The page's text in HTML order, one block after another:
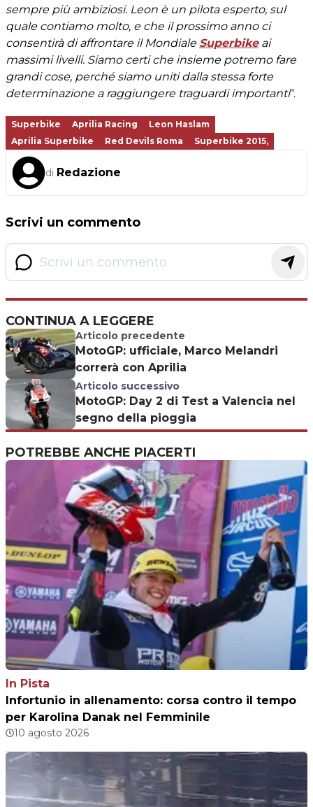
sempre più ambiziosi. Leon è un pilota esperto, sul
quale contiamo molto, e che il prossimo anno ci
consentirà di affrontare il Mondiale Superbikeai
massimi livelli. Siamo certi che insieme potremo fare
grandi cose, perché siamo uniti dalla stessa forte
determinazione a raggiungere traguardi importanti".
Superbike Aprilia Racing
Leon Haslam
Aprilia Superbike
Red Devils Roma Superbike 2015,
di Redazione
Scrivi un commento
CONTINUA A LEGGERE
Articolo precedente
MotoGP: ufficiale, Marco Melandri
correrà con Aprilia
Articolo successivo
MotoGP: Day 2 di Test a Valencia nel
segno della pioggia
POTREBBE ANCHE PIACERTI
In Pista
Infortunio in allenamento: corsa contro il tempo
per Karolina Danak nel Femminile
10 agosto 2026